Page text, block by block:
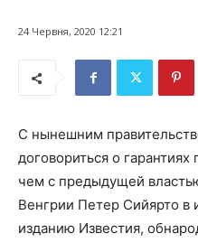
24 Червня, 2020 12:21
С нынешним
договориться о гарантиях
чем с предыдущей
Венгрии Петер Сийярто в
изданию Известия,